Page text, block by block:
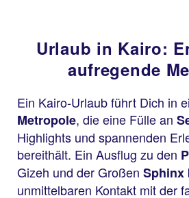
Urlaub in Kairo:
aufregende
Ein Kairo-Urlaub führt Dich in
Metropole, die eine Fülle an
Highlights und spannenden
bereithält. Ein Ausflug zu den
Gizeh und der Großen Sphinx
unmittelbaren Kontakt mit der